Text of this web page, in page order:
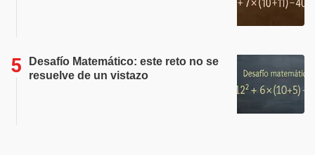
Desafío Matemático: este reto no se
resuelve de un vistazo